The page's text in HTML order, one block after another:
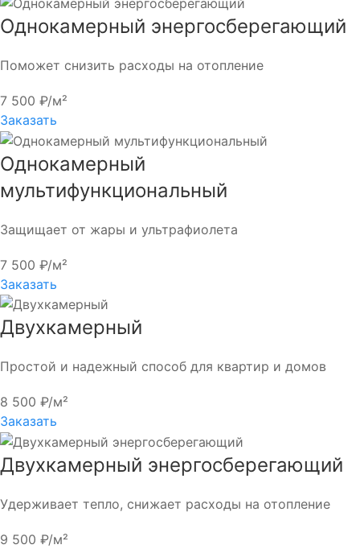
Однокамерный энергосберегающий
Поможет снизить расходы на отопление
7 500 ₽/м²
Заказать
Однокамерный
мультифункциональный
Защищает от жары и ультрафиолета
7 500 ₽/м²
Заказать
Двухкамерный
Простой и надежный способ для квартир и домов
8 500 ₽/м²
Заказать
Двухкамерный энергосберегающий
Удерживает тепло, снижает расходы на отопление
9 500 ₽/м²